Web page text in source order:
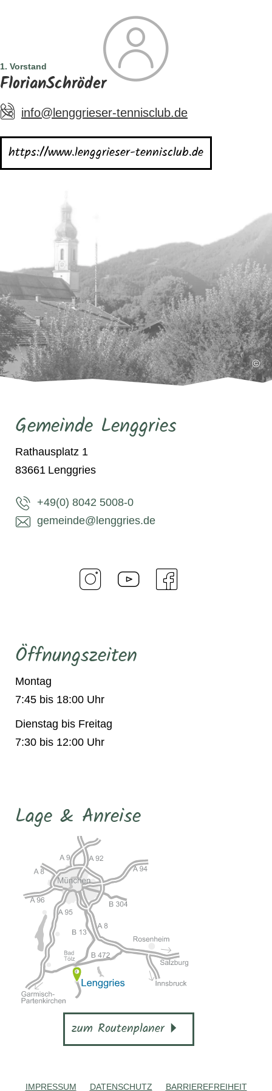
SUCHE
1. Vorstand
FlorianSchröder
info@lenggrieser-tennisclub.de
https://www.lenggrieser-tennisclub.de
©
Gemeinde Lenggries
Rathausplatz 1
83661 Lenggries
+49(0) 8042 5008-0
gemeinde@lenggries.de
Öffnungszeiten
Montag
7:45 bis 18:00 Uhr
Dienstag bis Freitag
7:30 bis 12:00 Uhr
Lage & Anreise
zum Routenplaner
IMPRESSUM DATENSCHUTZ BARRIEREFREIHEIT